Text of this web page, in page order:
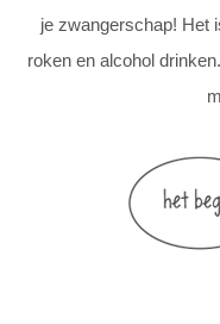
je zwangerschap! Het
roken en alcohol